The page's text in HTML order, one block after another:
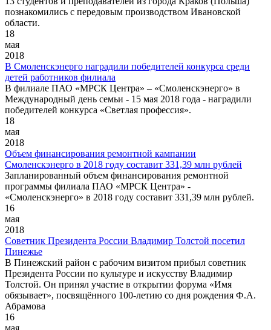
познакомились с передовым производством Ивановской
области.
18
мая
2018
В Смоленскэнерго наградили победителей конкурса среди
детей работников филиала
В филиале ПАО «МРСК Центра» – «Смоленскэнерго» в
Международный день семьи - 15 мая 2018 года - наградили
победителей конкурса «Светлая профессия».
18
мая
2018
Объем финансирования ремонтной кампании
Смоленскэнерго в 2018 году составит 331,39 млн рублей
Запланированный объем финансирования ремонтной
программы филиала ПАО «МРСК Центра» -
«Смоленскэнерго» в 2018 году составит 331,39 млн рублей.
16
мая
2018
Советник Президента России Владимир Толстой посетил
Пинежье
В Пинежский район с рабочим визитом прибыл советник
Президента России по культуре и искусству Владимир
Толстой. Он принял участие в открытии форума «Имя
обязывает», посвящённого 100-летию со дня рождения Ф.А.
Абрамова
16
мая